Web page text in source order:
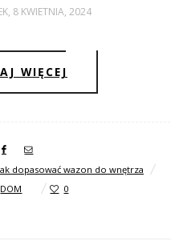
8 KWIETNIA, 2024
WIĘCEJ
dopasować wazon do wnętrza
DOM 0